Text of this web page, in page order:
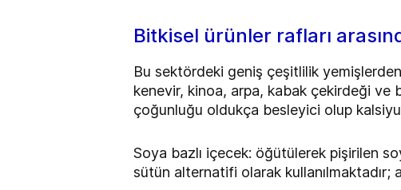
Bitkisel ürünler rafları
Bu sektördeki geniş çeşitlilik
kenevir, kinoa, arpa, kabak çekirdeği ve
çoğunluğu oldukça besleyici olup
Soya bazlı içecek: öğütülerek pişirilen
sütün alternatifi olarak kullanılmaktadır;